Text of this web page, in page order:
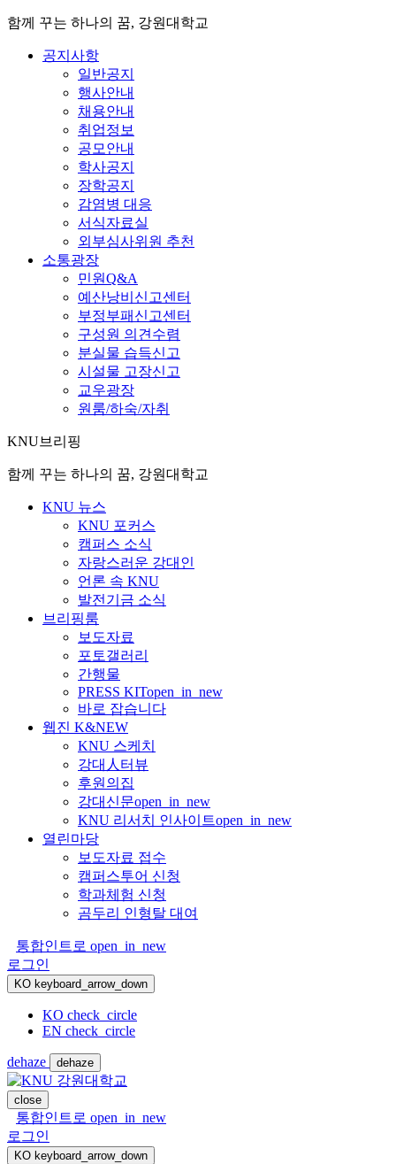
함께 꾸는 하나의 꿈, 강원대학교
공지사항
일반공지
행사안내
채용안내
취업정보
공모안내
학사공지
장학공지
감염병 대응
서식자료실
외부심사위원 추천
소통광장
민원Q&A
예산낭비신고센터
부정부패신고센터
구성원 의견수렴
분실물 습득신고
시설물 고장신고
교우광장
원룸/하숙/자취
KNU브리핑
함께 꾸는 하나의 꿈, 강원대학교
KNU 뉴스
KNU 포커스
캠퍼스 소식
자랑스러운 강대인
언론 속 KNU
발전기금 소식
브리핑룸
보도자료
포토갤러리
간행물
PRESS KITopen_in_new
바로 잡습니다
웹진 K&NEW
KNU 스케치
강대人터뷰
후원의집
강대신문open_in_new
KNU 리서치 인사이트open_in_new
열린마당
보도자료 접수
캠퍼스투어 신청
학과체험 신청
곰두리 인형탈 대여
통합인트로 open_in_new
로그인
KO keyboard_arrow_down
KO check_circle
EN check_circle
dehaze dehaze
close
통합인트로 open_in_new
로그인
KO keyboard_arrow_down